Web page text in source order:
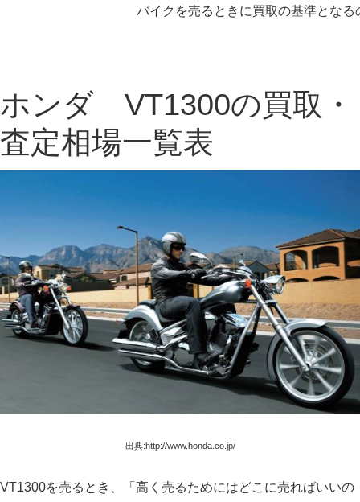
バイクを売るときに買取の基準となる
ホンダ VT1300の買取・
査定相場一覧表
出典:http://www.honda.co.jp/
VT1300を売るとき、「高く売るためにはどこに売ればいいの